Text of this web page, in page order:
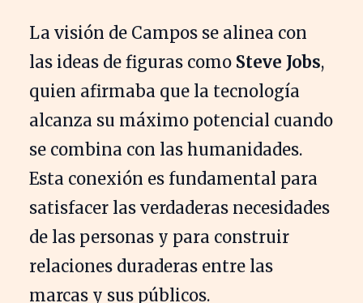
La visión de Campos se alinea con
las ideas de figuras como Steve Jobs,
quien afirmaba que la tecnología
alcanza su máximo potencial cuando
se combina con las humanidades.
Esta conexión es fundamental para
satisfacer las verdaderas necesidades
de las personas y para construir
relaciones duraderas entre las
marcas y sus públicos.